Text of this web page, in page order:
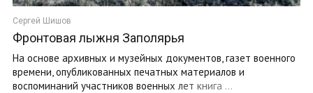
Сергей Шишов
Фронтовая лыжня Заполярья
На основе архивных и музейных документов, газет военного
времени, опубликованных печатных материалов и
воспоминаний участников военных лет книга ...